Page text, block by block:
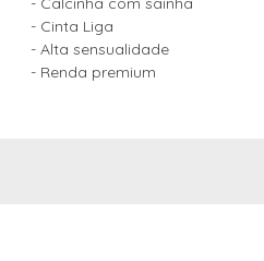
- Cinta Liga
- Alta sensualidade
- Renda premium